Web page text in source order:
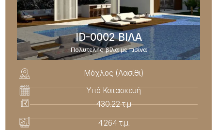
ID-0002 ΒΙΛΑ
Πολυτελής βίλα με πισίνα
Μόχλος (Λασίθι)
Υπό Κατασκευή
430.22 τ.μ
4.264 τ.μ.